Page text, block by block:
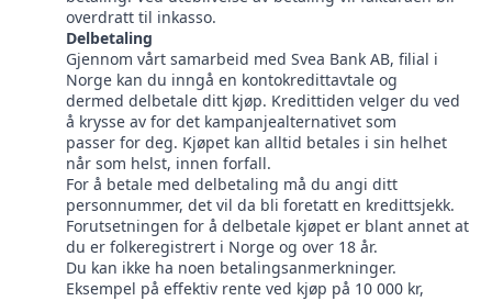
overdratt til inkasso.
Delbetaling
Gjennom vårt samarbeid med Svea Bank AB, filial i
Norge kan du inngå en kontokredittavtale og
dermed delbetale ditt kjøp. Kredittiden velger du ved
å krysse av for det kampanjealternativet som
passer for deg. Kjøpet kan alltid betales i sin helhet
når som helst, innen forfall.
For å betale med delbetaling må du angi ditt
personnummer, det vil da bli foretatt en kredittsjekk.
Forutsetningen for å delbetale kjøpet er blant annet at
du er folkeregistrert i Norge og over 18 år.
Du kan ikke ha noen betalingsanmerkninger.
Eksempel på effektiv rente ved kjøp på 10 000 kr,